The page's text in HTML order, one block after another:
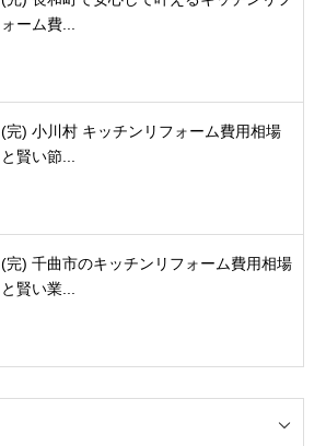
ォーム費...
(完) 小川村 キッチンリフォーム費用相場
と賢い節...
(完) 千曲市のキッチンリフォーム費用相場
と賢い業...